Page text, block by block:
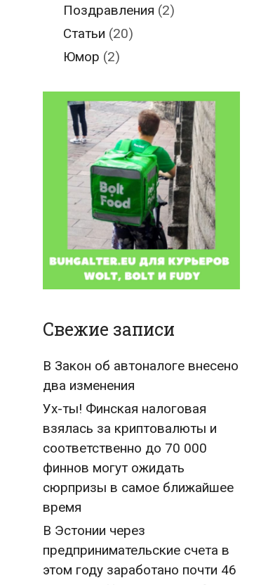
Поздравления (2)
Статьи (20)
Юмор (2)
Свежие записи
В Закон об автоналоге внесено
два изменения
Ух-ты! Финская налоговая
взялась за криптовалюты и
соответственно до 70 000
финнов могут ожидать
сюрпризы в самое ближайшее
время
В Эстонии через
предпринимательские счета в
этом году заработано почти 46